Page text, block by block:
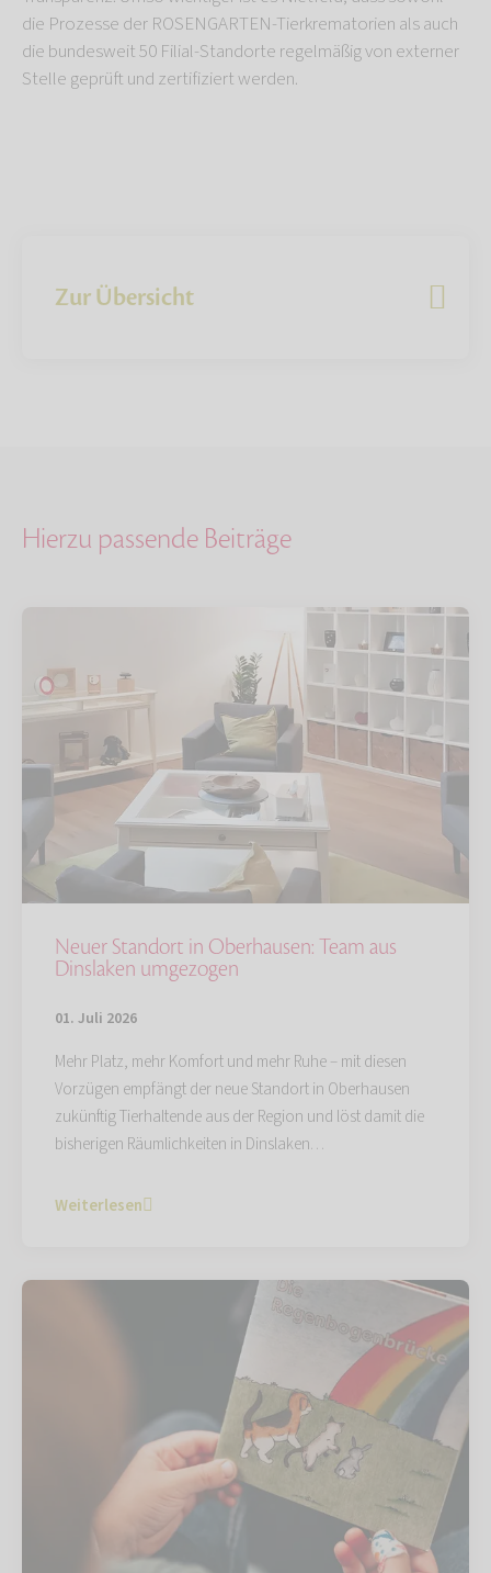
die Prozesse der ROSENGARTEN-Tierkrematorien als auch
die bundesweit 50 Filial-Standorte regelmäßig von externer
Stelle geprüft und zertifiziert werden.
Zur Übersicht
Hierzu passende Beiträge
Neuer Standort in Oberhausen: Team aus
Dinslaken umgezogen
01. Juli 2026
Mehr Platz, mehr Komfort und mehr Ruhe – mit diesen
Vorzügen empfängt der neue Standort in Oberhausen
zukünftig Tierhaltende aus der Region und löst damit die
bisherigen Räumlichkeiten in Dinslaken…
Weiterlesen